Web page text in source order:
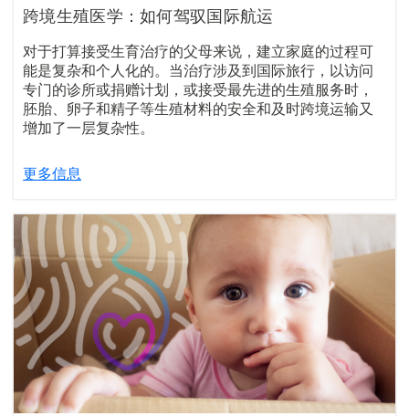
跨境生殖医学：如何驾驭国际航运
对于打算接受生育治疗的父母来说，建立家庭的过程可
能是复杂和个人化的。当治疗涉及到国际旅行，以访问
专门的诊所或捐赠计划，或接受最先进的生殖服务时，
胚胎、卵子和精子等生殖材料的安全和及时跨境运输又
增加了一层复杂性。
更多信息